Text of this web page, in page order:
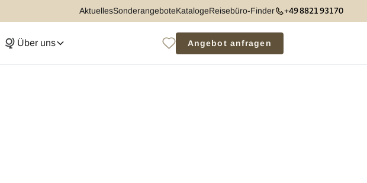
AktuellesSonderangeboteKatalogeReisebüro-Finder +49 8821 93170
Über uns Angebot anfragen